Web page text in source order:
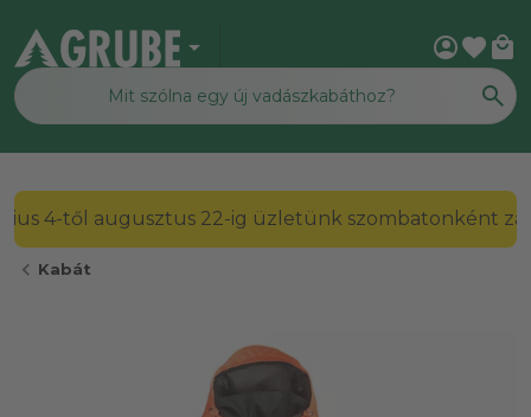
arrow_drop_down account_circlefavorite local_mall
2026. július 4-től augusztus 22-ig üzletünk
chevron_left Kabát